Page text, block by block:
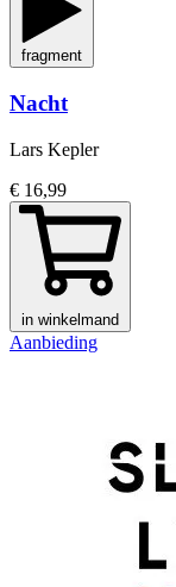
fragment
Nacht
Lars Kepler
€ 16,99
in winkelmand
Aanbieding